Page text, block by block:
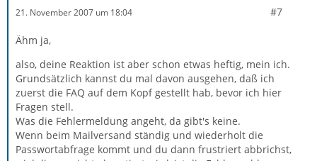
21. November 2007 um 18:04 #7
Ähm ja,
also, deine Reaktion ist aber schon etwas heftig, mein ich.
Grundsätzlich kannst du mal davon ausgehen, daß ich
zuerst die FAQ auf dem Kopf gestellt hab, bevor ich hier
Fragen stell.
Was die Fehlermeldung angeht, da gibt's keine.
Wenn beim Mailversand ständig und wiederholt die
Passwortabfrage kommt und du dann frustriert abbrichst,